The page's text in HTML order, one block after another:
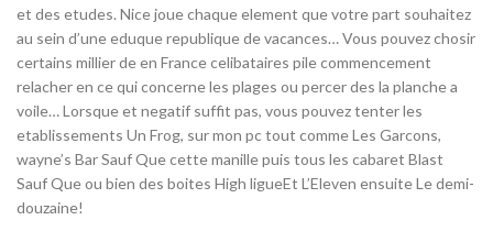
et des etudes. Nice joue chaque element que votre part souhaitez
au sein d’une eduque republique de vacances… Vous pouvez chosir
certains millier de en France celibataires pile commencement
relacher en ce qui concerne les plages ou percer des la planche a
voile… Lorsque et negatif suffit pas, vous pouvez tenter les
etablissements Un Frog, sur mon pc tout comme Les Garcons,
wayne’s Bar Sauf Que cette manille puis tous les cabaret Blast
Sauf Que ou bien des boites High ligueEt L’Eleven ensuite Le demi-
douzaine!